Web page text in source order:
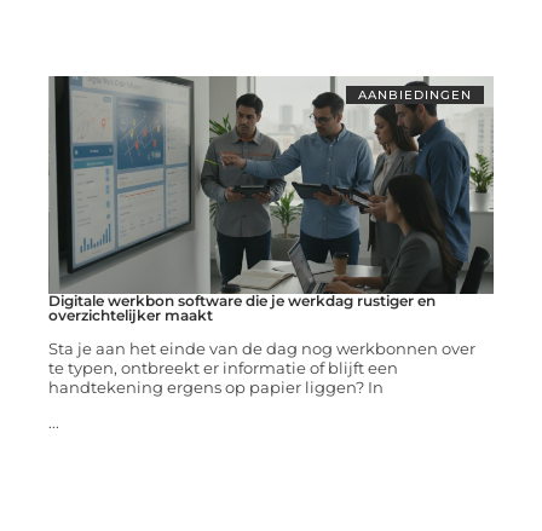
AANBIEDINGEN
Digitale werkbon software die je werkdag rustiger en
overzichtelijker maakt
Sta je aan het einde van de dag nog werkbonnen over
te typen, ontbreekt er informatie of blijft een
handtekening ergens op papier liggen? In
...